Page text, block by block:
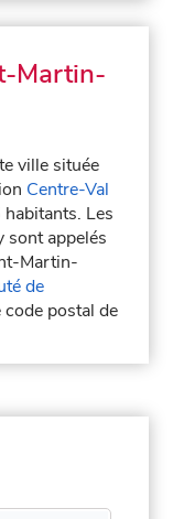
Martin-
ville située
Centre-Val
Les
appelés
Martin-
de
code postal de